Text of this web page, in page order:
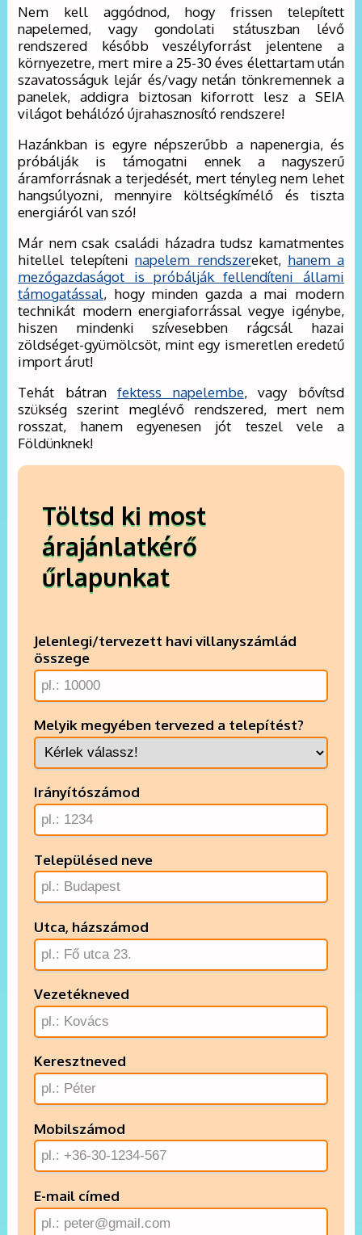
Nem kell aggódnod, hogy frissen telepített
napelemed, vagy gondolati státuszban lévő
rendszered később veszélyforrást jelentene a
környezetre, mert mire a 25-30 éves élettartam után
szavatosságuk lejár és/vagy netán tönkremennek a
panelek, addigra biztosan kiforrott lesz a SEIA
világot behálózó újrahasznosító rendszere!
Hazánkban is egyre népszerűbb a napenergia, és
próbálják is támogatni ennek a nagyszerű
áramforrásnak a terjedését, mert tényleg nem lehet
hangsúlyozni, mennyire költségkímélő és tiszta
energiáról van szó!
Már nem csak családi házadra tudsz kamatmentes
hitellel telepíteninapelem rendszereket, hanem a
mezőgazdaságot is próbálják fellendíteni állami
támogatással, hogy minden gazda a mai modern
technikát modern energiaforrással vegye igénybe,
hiszen mindenki szívesebben rágcsál hazai
zöldséget-gyümölcsöt, mint egy ismeretlen eredetű
import árut!
Tehát bátranfektess napelembe, vagy bővítsd
szükség szerint meglévő rendszered, mert nem
rosszat, hanem egyenesen jót teszel vele a
Földünknek!
Töltsd ki most
árajánlatkérő
űrlapunkat
Jelenlegi/tervezett havi villanyszámlád
összege
Melyik megyében tervezed a telepítést?
Irányítószámod
Településed neve
Utca, házszámod
Vezetékneved
Keresztneved
Mobilszámod
E-mail címed